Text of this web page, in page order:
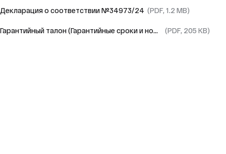
Декларация о соответствии №34973/24 (PDF, 1.2 MB)
Гарантийный талон (Гарантийные сроки и номер СЦ) (PDF, 205 KB)